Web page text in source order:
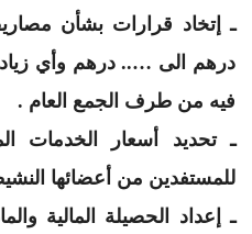
ـ إتخاد قرارات بشأن
درهم الى ….. درهم وأي
فيه من طرف الجمع العام .
ـ تحديد أسعار الخدمات
للمستفدين من أعضائها
ـ إعداد الحصيلة المالية